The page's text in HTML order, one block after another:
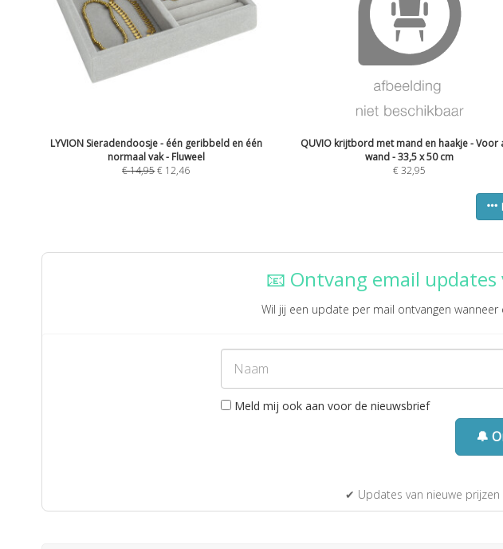
LYVION Sieradendoosje - één geribbeld en één
normaal vak - Fluweel
€14,95€ 12,46
QUVIO krijtbord met mand en haakje - Voor
wand - 33,5 x 50 cm
€32,95
📧 Ontvang email
Wil jij een update per mail ontvangen wanneer
Meld mij ook aan voor de nieuwsbrief
🔔
✔ Updates van nieuwe